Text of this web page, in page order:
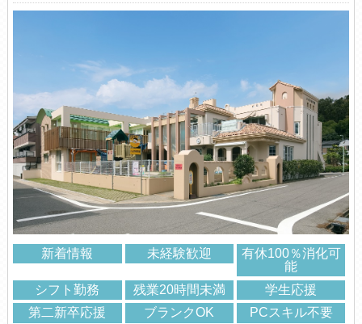
新着情報 未経験歓迎
有休100％消化可
能
シフト勤務
残業20時間未満
学生応援
第二新卒応援
ブランクOK
PCスキル不要